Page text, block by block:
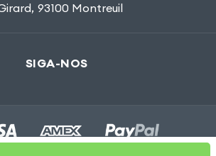
, 93100 Montreuil
SIGA-NOS